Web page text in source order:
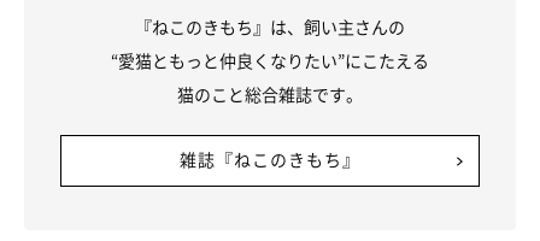
『ねこのきもち』は、飼い主さんの
“愛猫ともっと仲良くなりたい”にこたえる
猫のこと総合雑誌です。
雑誌『ねこのきもち』